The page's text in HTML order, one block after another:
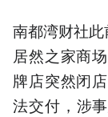
南都湾财社
居然之家商
牌店突然闭
法交付，涉